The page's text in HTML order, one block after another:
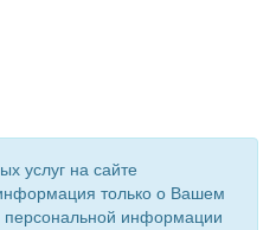
Приволжского района.
услуг на сайте
только о Вашем
информации